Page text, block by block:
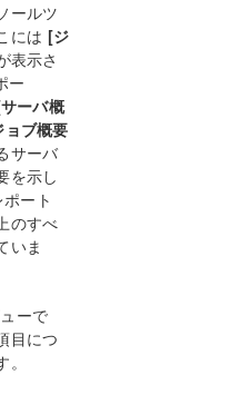
ンロード
ールツ
には [ジ
表示さ
ー
ーバ概
ョブ概要
サーバ
を示し
ポート
のすべ
いま
ーで
目につ